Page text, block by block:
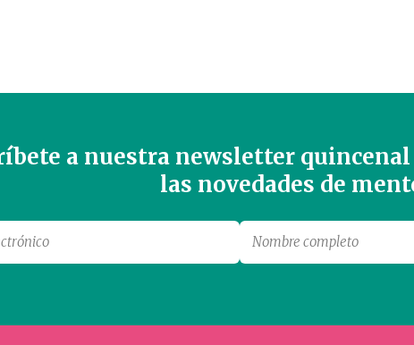
a nuestra newsletter
las novedades de